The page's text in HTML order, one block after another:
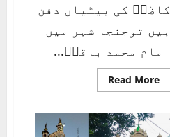
کاظمؑ کی بیٹیاں دفن
ہیں توجنجا شہر میں
امام محمد باقرؑ...
Read More
more
قاف
کی